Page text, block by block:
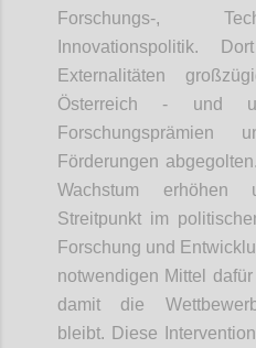
Forschungs-,
Innovationspolitik.
Externalitäten
Österreich - und
Förderungen
Wachstum
Streitpunkt im
Forschung und
notwendigen Mittel
damit die
bleibt. Diese